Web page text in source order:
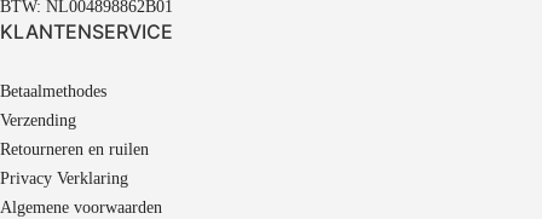
BTW: NL004898862B01
KLANTENSERVICE
Betaalmethodes
Verzending
Retourneren en ruilen
Privacy Verklaring
Algemene voorwaarden